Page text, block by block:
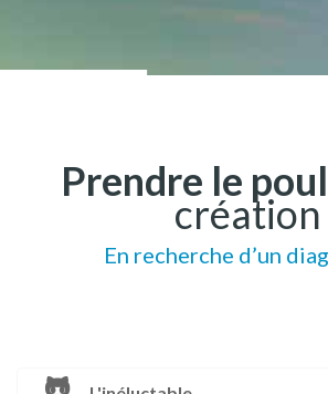
Prendre le
création
En recherche d’un